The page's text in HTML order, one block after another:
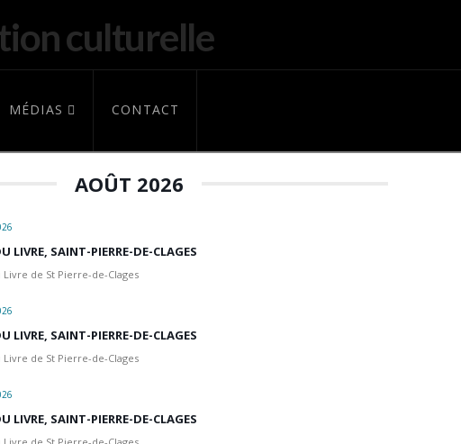
MÉDIAS CONTACT
AOÛT 2026
LIVRE, SAINT-PIERRE-DE-CLAGES
Livre de St Pierre-de-Clages
LIVRE, SAINT-PIERRE-DE-CLAGES
Livre de St Pierre-de-Clages
LIVRE, SAINT-PIERRE-DE-CLAGES